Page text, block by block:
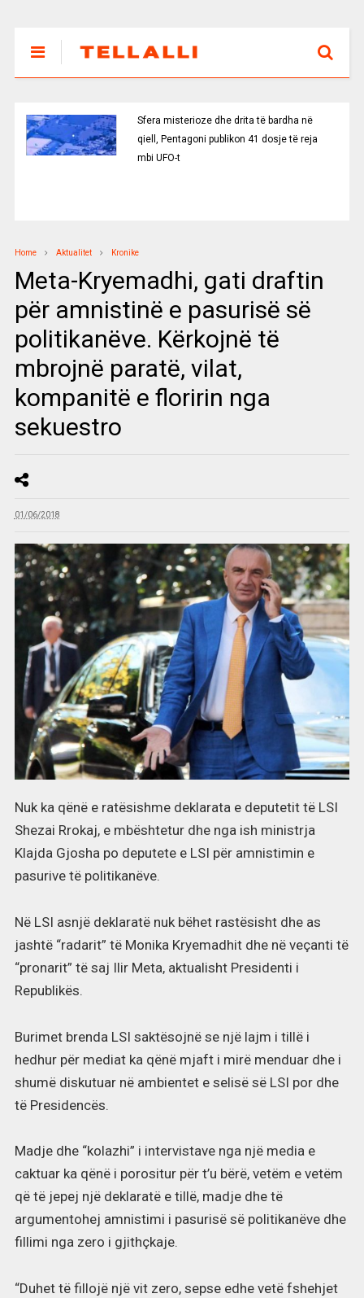
Sfera misterioze dhe drita të bardha në
qiell, Pentagoni publikon 41 dosje të reja
mbi UFO-t
Home Aktualitet Kronike
Meta-Kryemadhi, gati draftin
për amnistinë e pasurisë së
politikanëve. Kërkojnë të
mbrojnë paratë, vilat,
kompanitë e floririn nga
sekuestro
01/06/2018
Nuk ka qënë e ratësishme deklarata e deputetit të LSI
Shezai Rrokaj, e mbështetur dhe nga ish ministrja
Klajda Gjosha po deputete e LSI për amnistimin e
pasurive të politikanëve.
Në LSI asnjë deklaratë nuk bëhet rastësisht dhe as
jashtë “radarit” të Monika Kryemadhit dhe në veçanti të
“pronarit” të saj Ilir Meta, aktualisht Presidenti i
Republikës.
Burimet brenda LSI saktësojnë se një lajm i tillë i
hedhur për mediat ka qënë mjaft i mirë menduar dhe i
shumë diskutuar në ambientet e selisë së LSI por dhe
të Presidencës.
Madje dhe “kolazhi” i intervistave nga një media e
caktuar ka qënë i porositur për t’u bërë, vetëm e vetëm
që të jepej një deklaratë e tillë, madje dhe të
argumentohej amnistimi i pasurisë së politikanëve dhe
fillimi nga zero i gjithçkaje.
“Duhet të fillojë një vit zero, sepse edhe vetë fshehjet